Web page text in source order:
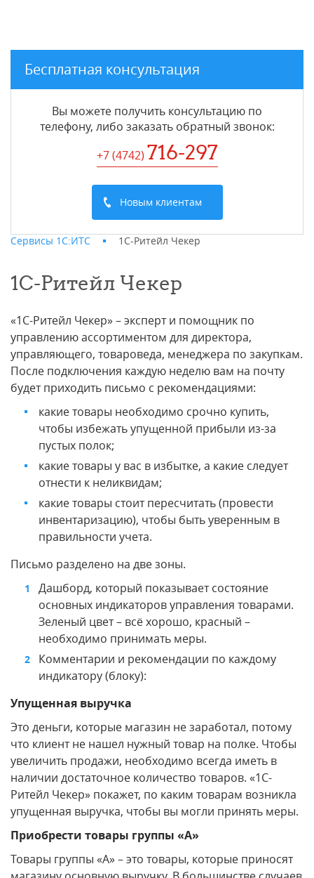
Бесплатная консультация
Вы можете получить консультацию по
телефону, либо заказать обратный звонок:
+7 (4742) 716-297
Новым клиентам
Сервисы 1С:ИТС 1С-Ритейл Чекер
1С-Ритейл Чекер
«1С-Ритейл Чекер» – эксперт и помощник по
управлению ассортиментом для директора,
управляющего, товароведа, менеджера по закупкам.
После подключения каждую неделю вам на почту
будет приходить письмо с рекомендациями:
какие товары необходимо срочно купить,
чтобы избежать упущенной прибыли из-за
пустых полок;
какие товары у вас в избытке, а какие следует
отнести к неликвидам;
какие товары стоит пересчитать (провести
инвентаризацию), чтобы быть уверенным в
правильности учета.
Письмо разделено на две зоны.
Дашборд, который показывает состояние
основных индикаторов управления товарами.
Зеленый цвет – всё хорошо, красный –
необходимо принимать меры.
Комментарии и рекомендации по каждому
индикатору (блоку):
Упущенная выручка
Это деньги, которые магазин не заработал, потому
что клиент не нашел нужный товар на полке. Чтобы
увеличить продажи, необходимо всегда иметь в
наличии достаточное количество товаров. «1С-
Ритейл Чекер» покажет, по каким товарам возникла
упущенная выручка, чтобы вы могли принять меры.
Приобрести товары группы «А»
Товары группы «А» – это товары, которые приносят